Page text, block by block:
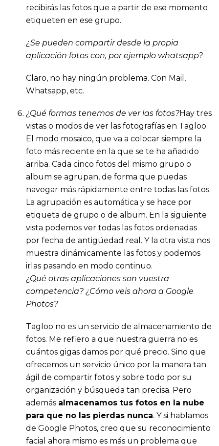
recibirás las fotos que a partir de ese momento
etiqueten en ese grupo.
¿Se pueden compartir desde la propia
aplicación fotos con, por ejemplo whatsapp?
Claro, no hay ningún problema. Con Mail,
Whatsapp, etc.
¿Qué formas tenemos de ver las fotos?Hay tres
vistas o modos de ver las fotografías en Tagloo.
El modo mosaico, que va a colocar siempre la
foto más reciente en la que se te ha añadido
arriba. Cada cinco fotos del mismo grupo o
album se agrupan, de forma que puedas
navegar más rápidamente entre todas las fotos.
La agrupación es automática y se hace por
etiqueta de grupo o de album. En la siguiente
vista podemos ver todas las fotos ordenadas
por fecha de antigüedad real. Y la otra vista nos
muestra dinámicamente las fotos y podemos
irlas pasando en modo continuo.
¿Qué otras aplicaciones son vuestra
competencia? ¿Cómo veis ahora a Google
Photos?
Tagloo no es un servicio de almacenamiento de
fotos. Me refiero a que nuestra guerra no es
cuántos gigas damos por qué precio. Sino que
ofrecemos un servicio único por la manera tan
ágil de compartir fotos y sobre todo por su
organización y búsqueda tan precisa. Pero
además almacenamos tus fotos en la nube
para que no las pierdas nunca. Y si hablamos
de Google Photos, creo que su reconocimiento
facial ahora mismo es más un problema que